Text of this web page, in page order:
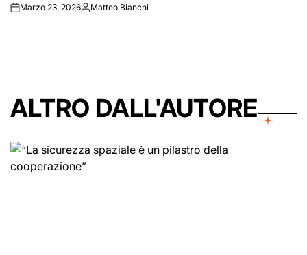
onMarzo 23, 2026Posted
Matteo Bianchi
ALTRO DALL'AUTORE